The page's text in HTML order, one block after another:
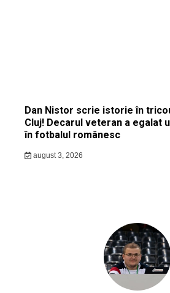
Dan Nistor scrie istorie în
Cluj! Decarul veteran a egalat
în fotbalul românesc
august 3, 2026